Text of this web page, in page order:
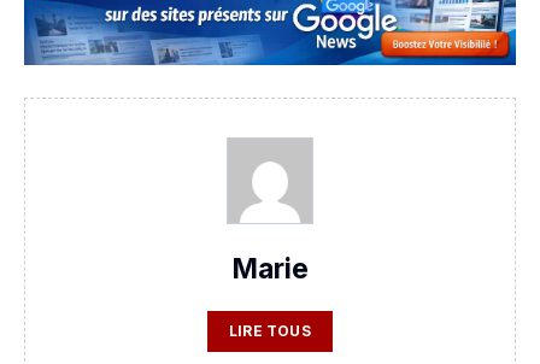
Marie
LIRE TOUS